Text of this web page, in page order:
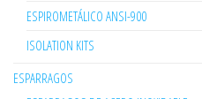
ESPIROMETÁLICO ANSI-900
ISOLATION KITS
ESPARRAGOS